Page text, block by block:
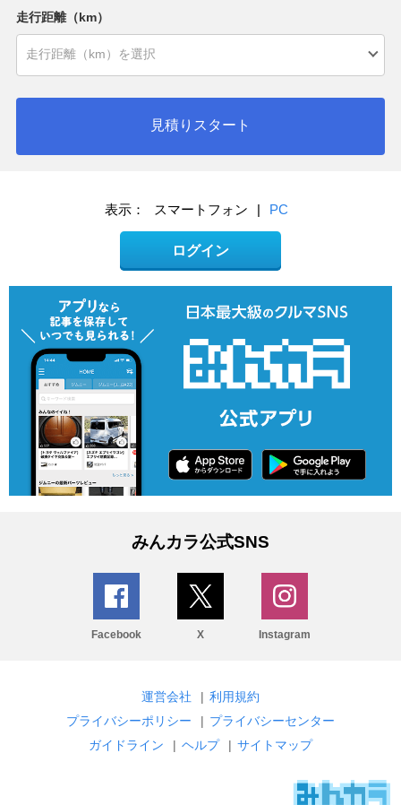
走行距離（km）
見積りスタート
表示： スマートフォン | PC
ログイン
みんカラ公式SNS
Facebook X Instagram
運営会社 | 利用規約
プライバシーポリシー
| プライバシーセンター
ガイドライン
| ヘルプ | サイトマップ